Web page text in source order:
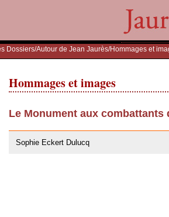
Dossiers/Autour de Jean Jaurès/Hommages et
Hommages et images
Le Monument aux combattants
Sophie Eckert Dulucq